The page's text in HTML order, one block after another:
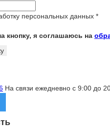
персональных данных *
кнопку, я соглашаюсь на
На связи ежедневно с 9:00 до